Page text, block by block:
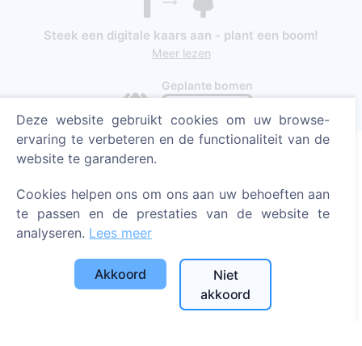
Steek een digitale kaars aan - plant een boom!
Meer lezen
Geplante bomen
Over CEMETY
Veelgestelde vragen
Blog
Lijst van gemeenten en gebruikers
Deze website gebruikt cookies om uw browse-
ervaring te verbeteren en de functionaliteit van de
website te garanderen.
Cookies helpen ons om ons aan uw behoeften aan
te passen en de prestaties van de website te
analyseren. Lees meer
Akkoord
Niet
akkoord